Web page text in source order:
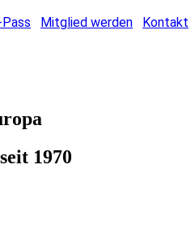
Mitglied werden Kontakt
1970